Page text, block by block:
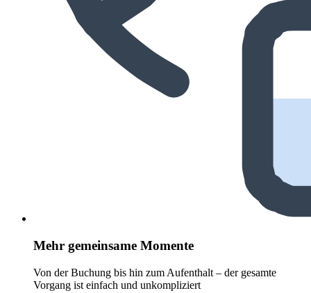
Mehr gemeinsame Momente
Von der Buchung bis hin zum Aufenthalt – der gesamte
Vorgang ist einfach und unkompliziert